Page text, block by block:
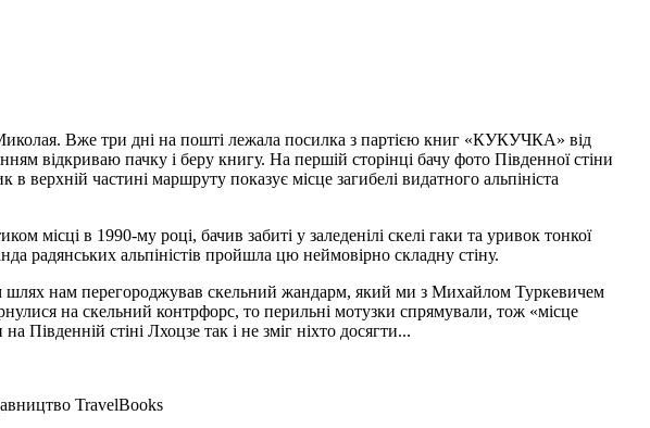
Вже три дні на пошті лежала посилка з партією книг «КУКУЧКА» від
відкриваю пачку і беру книгу. На першій сторінці бачу фото Південної стіни
частині маршруту показує місце загибелі видатного альпініста
місці в 1990-му році, бачив забиті у заледенілі скелі гаки та уривок тонкої
радянських альпіністів пройшла цю неймовірно складну стіну.
шлях нам перегороджував скельний жандарм, який ми з Михайлом Туркевичем
на скельний контрфорс, то перильні мотузки спрямували, тож «місце
Південній стіні Лхоцзе так і не зміг ніхто досягти...
TravelBooks